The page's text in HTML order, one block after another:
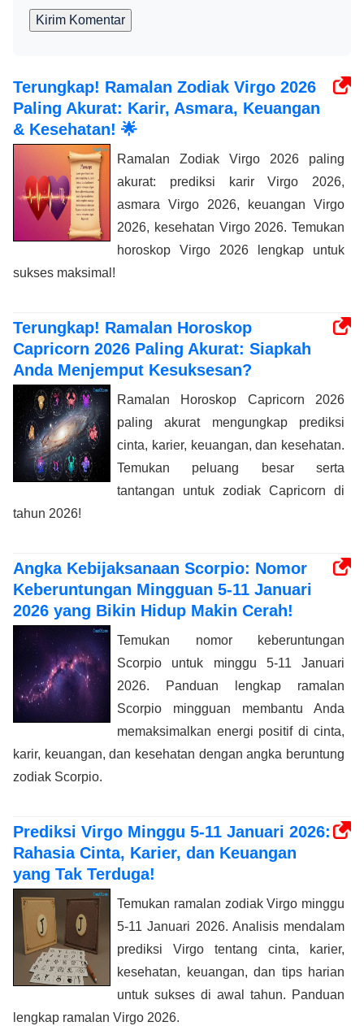
Kirim Komentar
Terungkap! Ramalan Zodiak Virgo 2026
Paling Akurat: Karir, Asmara, Keuangan
& Kesehatan! 🌟
Ramalan Zodiak Virgo 2026 paling
akurat: prediksi karir Virgo 2026,
asmara Virgo 2026, keuangan Virgo
2026, kesehatan Virgo 2026. Temukan
horoskop Virgo 2026 lengkap untuk
sukses maksimal!
Terungkap! Ramalan Horoskop
Capricorn 2026 Paling Akurat: Siapkah
Anda Menjemput Kesuksesan?
Ramalan Horoskop Capricorn 2026
paling akurat mengungkap prediksi
cinta, karier, keuangan, dan kesehatan.
Temukan peluang besar serta
tantangan untuk zodiak Capricorn di
tahun 2026!
Angka Kebijaksanaan Scorpio: Nomor
Keberuntungan Mingguan 5-11 Januari
2026 yang Bikin Hidup Makin Cerah!
Temukan nomor keberuntungan
Scorpio untuk minggu 5-11 Januari
2026. Panduan lengkap ramalan
Scorpio mingguan membantu Anda
memaksimalkan energi positif di cinta,
karir, keuangan, dan kesehatan dengan angka beruntung
zodiak Scorpio.
Prediksi Virgo Minggu 5-11 Januari 2026:
Rahasia Cinta, Karier, dan Keuangan
yang Tak Terduga!
Temukan ramalan zodiak Virgo minggu
5-11 Januari 2026. Analisis mendalam
prediksi Virgo tentang cinta, karier,
kesehatan, keuangan, dan tips harian
untuk sukses di awal tahun. Panduan
lengkap ramalan Virgo 2026.